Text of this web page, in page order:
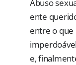
Abuso
ente
entre o
e,